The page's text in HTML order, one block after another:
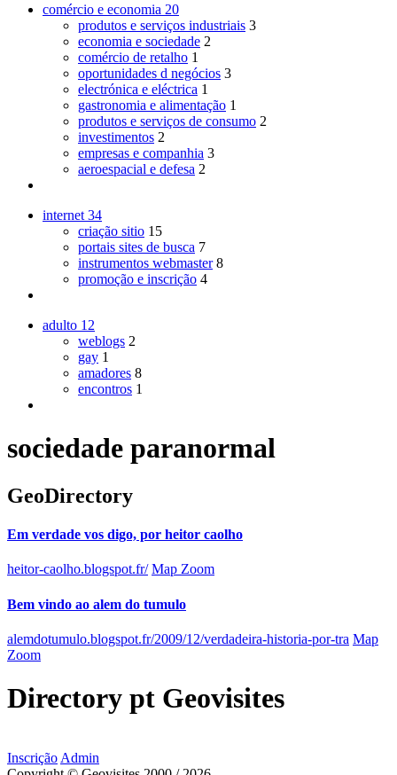
comércio e economia 20
produtos e serviços industriais 3
economia e sociedade 2
comércio de retalho 1
oportunidades d negócios 3
electrónica e eléctrica 1
gastronomia e alimentação 1
produtos e serviços de consumo 2
investimentos 2
empresas e companhia 3
aeroespacial e defesa 2
internet 34
criação sitio 15
portais sites de busca 7
instrumentos webmaster 8
promoção e inscrição 4
adulto 12
weblogs 2
gay 1
amadores 8
encontros 1
sociedade paranormal
GeoDirectory
Em verdade vos digo, por heitor caolho
heitor-caolho.blogspot.fr/ Map Zoom
Bem vindo ao alem do tumulo
alemdotumulo.blogspot.fr/2009/12/verdadeira-historia-por-tra Map
Zoom
Directory pt Geovisites
Inscrição Admin